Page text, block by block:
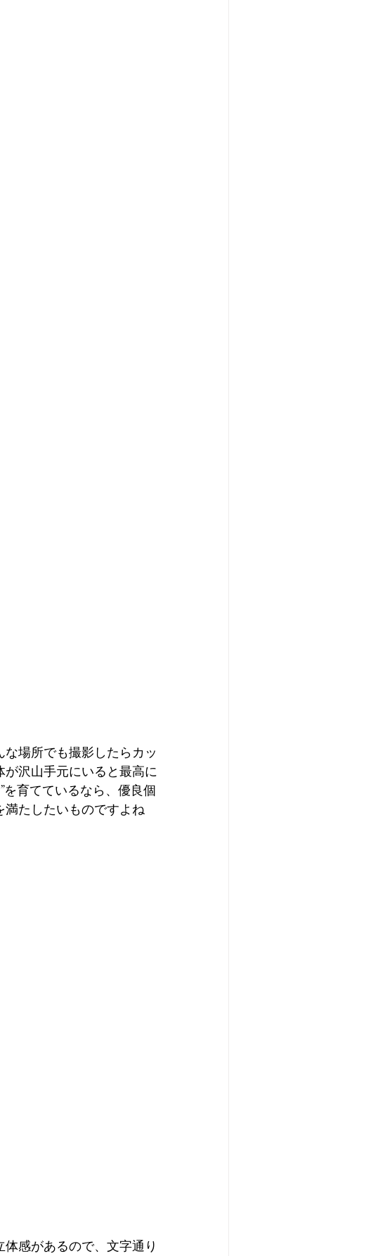
場所でも撮影したらカッ
沢山手元にいると最高に
育てているなら、優良個
たしたいものですよね
感があるので、文字通り